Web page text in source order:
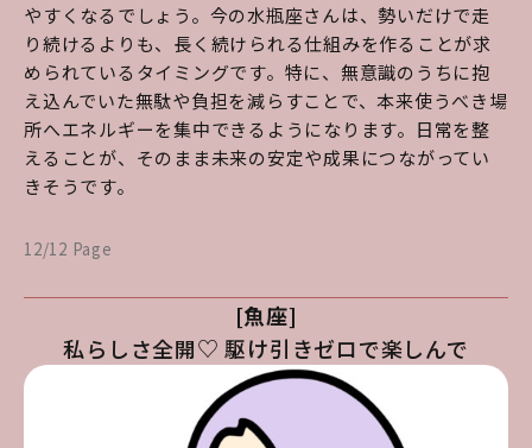
やすくなるでしょう。今の水瓶座さんは、勢いだけで走
り続けるよりも、長く続けられる仕組みを作ることが求
められているタイミングです。特に、無意識のうちに抱
え込んでいた無駄や負担を減らすことで、本来使うべき場
所へエネルギーを集中できるようになります。日常を整
えることが、そのまま未来の安定や成果につながってい
きそうです。
12/12 Page
[魚座]
私らしさ全開♡ 駆け引きゼロで楽しんで